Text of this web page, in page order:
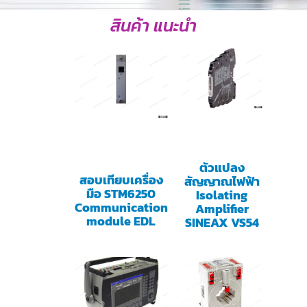
สินค้า แนะนำ
สอบเทียบเครื่อง
มือ STM6250
Communication
module EDL
ตัวแปลง
สัญญาณไฟฟ้า
Isolating
Amplifier
SINEAX VS54